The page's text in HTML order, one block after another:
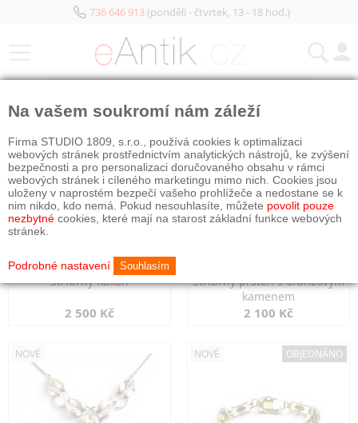
736 646 913(pondělí - čtvrtek, 13 - 18 hod.)
Stříbrný flakon
2 500 Kč
Stříbrný prsten s oranžovým
kamenem
2 100 Kč
NOVÉ NOVÉ OBJEDNÁNO
Na vašem soukromí nám záleží
Firma STUDIO 1809, s.r.o., používá cookies k optimalizaci
webových stránek prostřednictvím analytických nástrojů, ke zvýšení
bezpečnosti a pro personalizaci doručovaného obsahu v rámci
webových stránek i cíleného marketingu mimo nich. Cookies jsou
uloženy v naprostém bezpečí vašeho prohlížeče a nedostane se k
nim nikdo, kdo nemá. Pokud nesouhlasíte, můžete povolit pouze
nezbytné cookies, které mají na starost základní funkce webových
stránek.
Podrobné nastavení Souhlasím